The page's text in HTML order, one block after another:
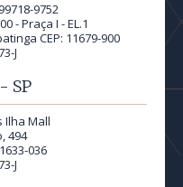
9752
- Praça I - EL.1
CEP: 11679-900
J
SP
Ilha Mall
494
036
J